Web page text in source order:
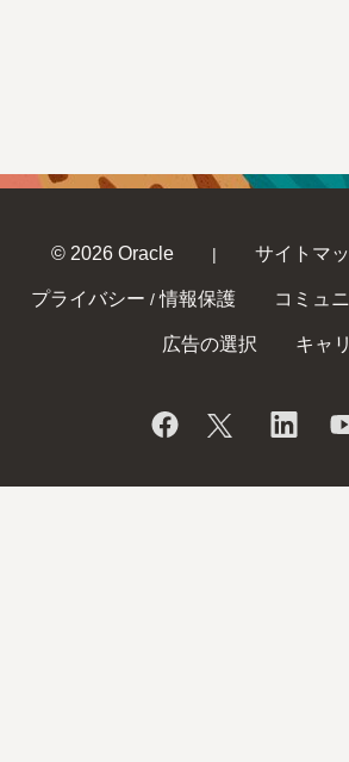
© 2026 Oracle | サイトマ
プライバシー / 情報保護 コミュ
広告の選択 キャ